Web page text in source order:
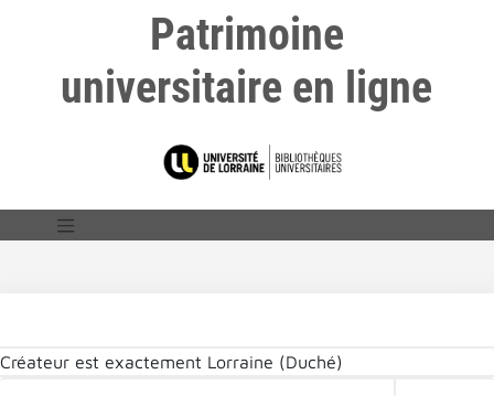
Patrimoine
universitaire en ligne
Créateur est exactement Lorraine (Duché)